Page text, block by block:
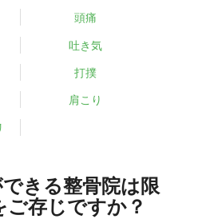
頭痛
吐き気
打撲
肩こり
きる整骨院は限
存じですか？